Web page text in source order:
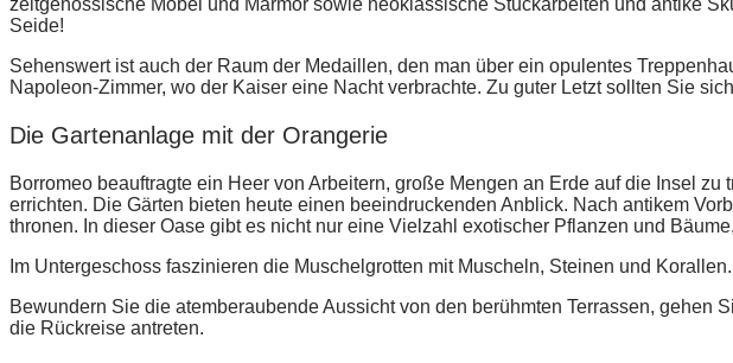
zeitgenössische Möbel und Marmor sowie neoklassische Stuckarbeiten und antike
Seide!
Sehenswert ist auch der Raum der Medaillen, den man über ein opulentes
Napoleon-Zimmer, wo der Kaiser eine Nacht verbrachte. Zu guter Letzt sollten Sie
Die Gartenanlage mit der Orangerie
Borromeo beauftragte ein Heer von Arbeitern, große Mengen an Erde auf die Insel
errichten. Die Gärten bieten heute einen beeindruckenden Anblick. Nach antikem
thronen. In dieser Oase gibt es nicht nur eine Vielzahl exotischer Pflanzen und
Im Untergeschoss faszinieren die Muschelgrotten mit Muscheln, Steinen und Korallen.
Bewundern Sie die atemberaubende Aussicht von den berühmten Terrassen,
die Rückreise antreten.